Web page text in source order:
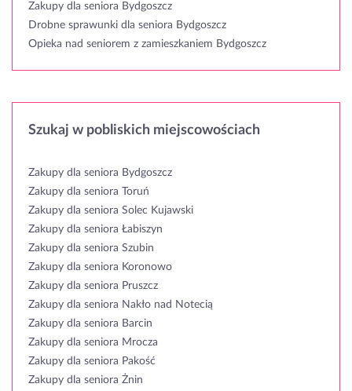
Zakupy dla seniora Bydgoszcz
Drobne sprawunki dla seniora Bydgoszcz
Opieka nad seniorem z zamieszkaniem Bydgoszcz
Szukaj w pobliskich miejscowościach
Zakupy dla seniora Bydgoszcz
Zakupy dla seniora Toruń
Zakupy dla seniora Solec Kujawski
Zakupy dla seniora Łabiszyn
Zakupy dla seniora Szubin
Zakupy dla seniora Koronowo
Zakupy dla seniora Pruszcz
Zakupy dla seniora Nakło nad Notecią
Zakupy dla seniora Barcin
Zakupy dla seniora Mrocza
Zakupy dla seniora Pakość
Zakupy dla seniora Żnin